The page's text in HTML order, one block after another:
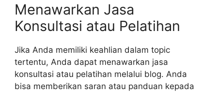
Menawarkan Jasa
Konsultasi atau Pelatihan
Jika Anda memiliki keahlian dalam topic
tertentu, Anda dapat menawarkan jasa
konsultasi atau pelatihan melalui blog. Anda
bisa memberikan saran atau panduan kepada